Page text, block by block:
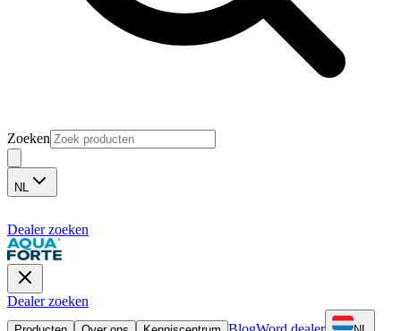
Zoeken
NL
Dealer zoeken
Dealer zoeken